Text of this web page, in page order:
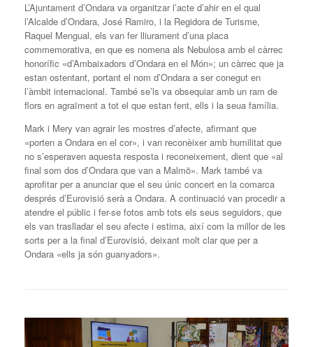
L’Ajuntament d’Ondara va organitzar l’acte d’ahir en el qual
l’Alcalde d’Ondara, José Ramiro, i la Regidora de Turisme,
Raquel Mengual, els van fer lliurament d’una placa
commemorativa, en que es nomena als Nebulosa amb el càrrec
honorífic «d’Ambaixadors d’Ondara en el Món»; un càrrec que ja
estan ostentant, portant el nom d’Ondara a ser conegut en
l’àmbit internacional. També se’ls va obsequiar amb un ram de
flors en agraïment a tot el que estan fent, ells i la seua família.
Mark i Mery van agrair les mostres d’afecte, afirmant que
«porten a Ondara en el cor», i van reconèixer amb humilitat que
no s’esperaven aquesta resposta i reconeixement, dient que «al
final som dos d’Ondara que van a Malmö». Mark també va
aprofitar per a anunciar que el seu únic concert en la comarca
després d’Eurovisió serà a Ondara. A continuació van procedir a
atendre el públic i fer-se fotos amb tots els seus seguidors, que
els van traslladar el seu afecte i estima, així com la millor de les
sorts per a la final d’Eurovisió, deixant molt clar que per a
Ondara «ells ja són guanyadors».